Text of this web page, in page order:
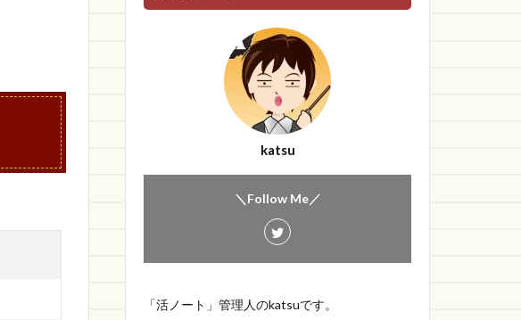
katsu
＼Follow Me／
「活ノート」管理人のkatsuです。